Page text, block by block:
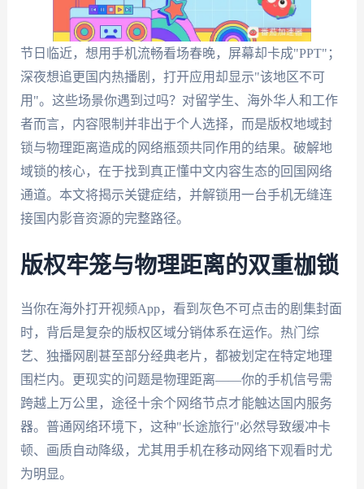
节日临近，想用手机流畅看场春晚，屏幕却卡成"PPT"；
深夜想追更国内热播剧，打开应用却显示"该地区不可
用"。这些场景你遇到过吗？对留学生、海外华人和工作
者而言，内容限制并非出于个人选择，而是版权地域封
锁与物理距离造成的网络瓶颈共同作用的结果。破解地
域锁的核心，在于找到真正懂中文内容生态的回国网络
通道。本文将揭示关键症结，并解锁用一台手机无缝连
接国内影音资源的完整路径。
版权牢笼与物理距离的双重枷锁
当你在海外打开视频App，看到灰色不可点击的剧集封面
时，背后是复杂的版权区域分销体系在运作。热门综
艺、独播网剧甚至部分经典老片，都被划定在特定地理
围栏内。更现实的问题是物理距离——你的手机信号需
跨越上万公里，途径十余个网络节点才能触达国内服务
器。普通网络环境下，这种"长途旅行"必然导致缓冲卡
顿、画质自动降级，尤其用手机在移动网络下观看时尤
为明显。